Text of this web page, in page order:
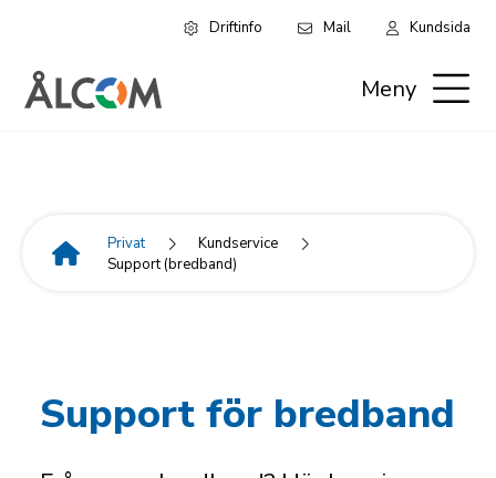
till
huvudinnehåll
Driftinfo Mail Kundsida
Meny
Länkstig
Privat
Kundservice
Support (bredband)
Support för bredband